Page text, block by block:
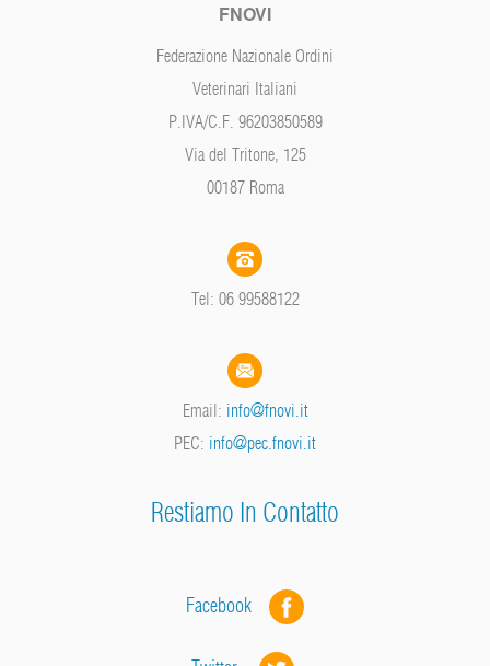
FNOVI
Federazione Nazionale Ordini
Veterinari Italiani
P.IVA/C.F. 96203850589
Via del Tritone, 125
00187 Roma
Tel: 06 99588122
Email: info@fnovi.it
PEC: info@pec.fnovi.it
Restiamo In Contatto
Facebook